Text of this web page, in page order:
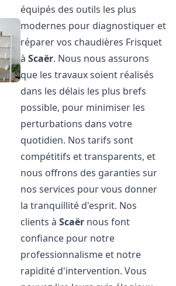
équipés des outils les plus
modernes pour diagnostiquer et
réparer vos chaudières Frisquet
àScaër. Nous nous assurons
que les travaux soient réalisés
dans les délais les plus brefs
possible, pour minimiser les
perturbations dans votre
quotidien. Nos tarifs sont
compétitifs et transparents, et
nous offrons des garanties sur
nos services pour vous donner
la tranquillité d'esprit. Nos
clients àScaër nous font
confiance pour notre
professionnalisme et notre
rapidité d'intervention. Vous